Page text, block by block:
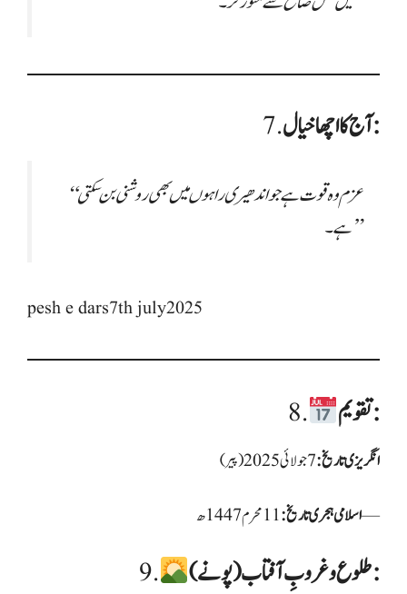
7. آج کا اچھا خیال:
“عزم وہ قوت ہے جو اندھیری راہوں میں بھی روشنی بن سکتی
ہے۔”
pesh e dars7th july2025
8. تقویم:
انگریزی تاریخ:
اسلامی ہجری تاریخ:11 محرم 1447 ھ —
9. طلوع و غروبِ آفتاب (پونے):